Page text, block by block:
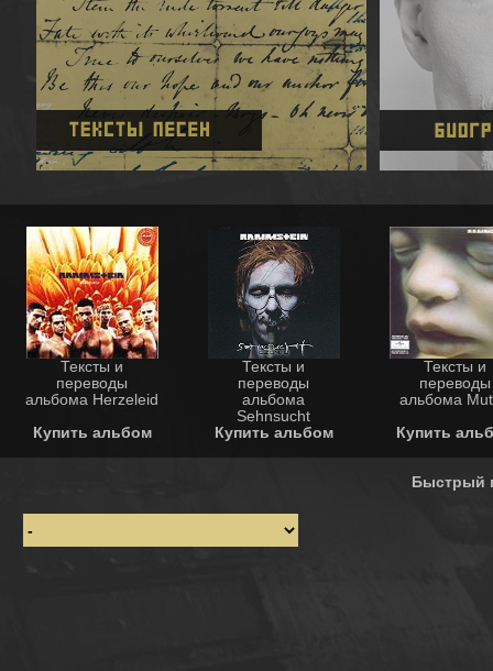
Тексты и
переводы
альбома Herzeleid
Купить альбом
Тексты и
переводы
альбома
Sehnsucht
Купить альбом
Тексты и
переводы
альбома
Купить
Быстрый